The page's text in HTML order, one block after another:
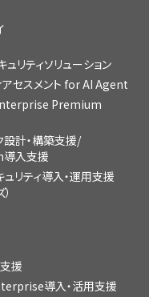
ュリティソリューション
アセスメント for AI Agent
Premium
設計・構築支援/
入支援
ュリティ導入・運用支援
援
導入・活用支援